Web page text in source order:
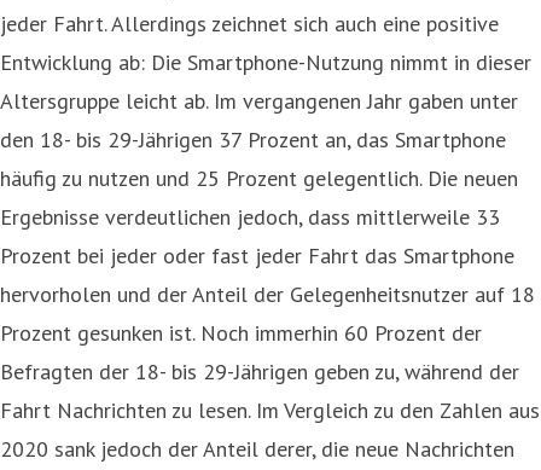
jeder Fahrt. Allerdings zeichnet sich auch eine positive
Entwicklung ab: Die Smartphone-Nutzung nimmt in dieser
Altersgruppe leicht ab. Im vergangenen Jahr gaben unter
den 18- bis 29-Jährigen 37 Prozent an, das Smartphone
häufig zu nutzen und 25 Prozent gelegentlich. Die neuen
Ergebnisse verdeutlichen jedoch, dass mittlerweile 33
Prozent bei jeder oder fast jeder Fahrt das Smartphone
hervorholen und der Anteil der Gelegenheitsnutzer auf 18
Prozent gesunken ist. Noch immerhin 60 Prozent der
Befragten der 18- bis 29-Jährigen geben zu, während der
Fahrt Nachrichten zu lesen. Im Vergleich zu den Zahlen aus
2020 sank jedoch der Anteil derer, die neue Nachrichten